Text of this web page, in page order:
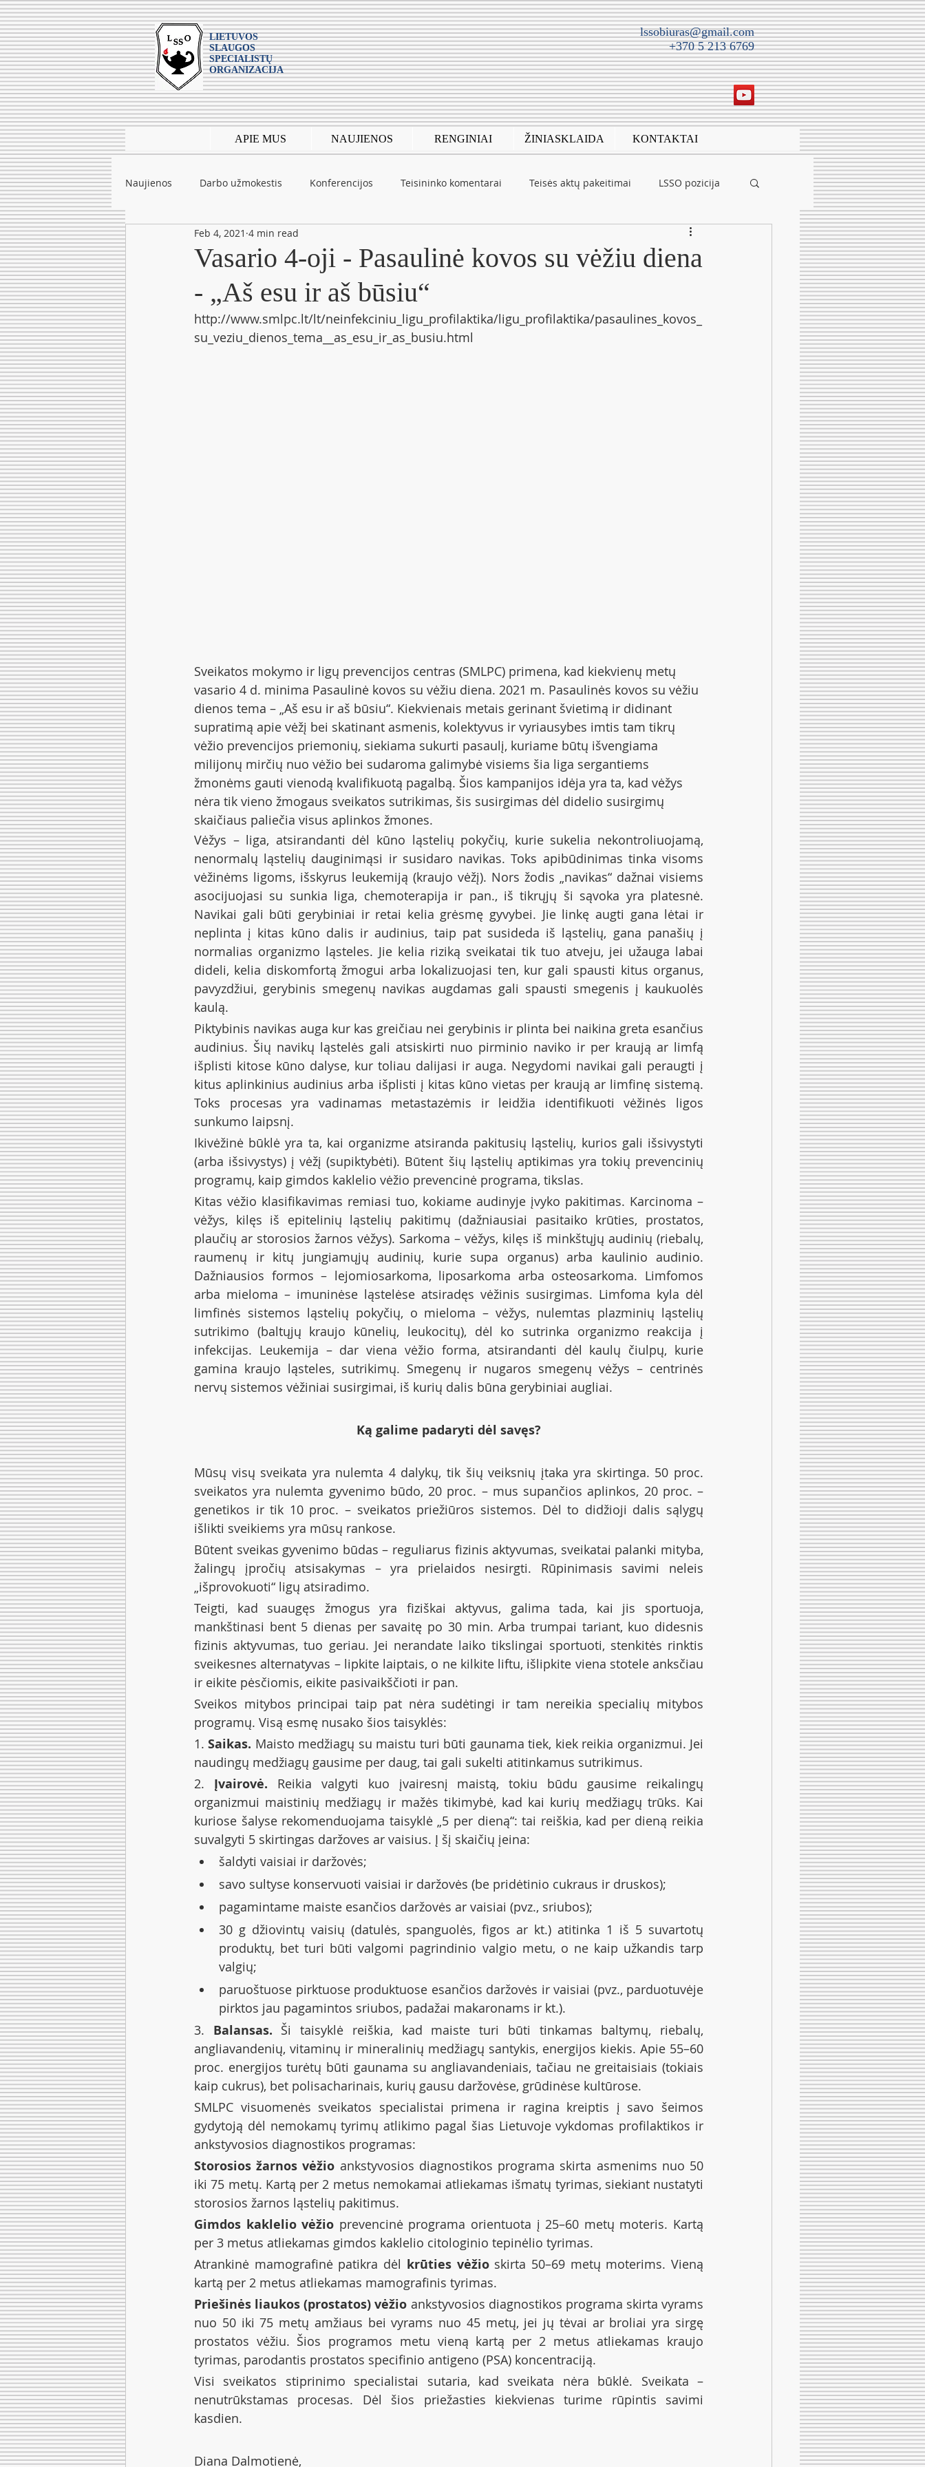
LIETUVOS
SLAUGOS
SPECIALISTŲ
ORGANIZACIJA
lssobiuras@gmail.com
+370 5 213 6769
APIE MUS NAUJIENOS RENGINIAI ŽINIASKLAIDA KONTAKTAI
Naujienos Darbo užmokestis Konferencijos Teisininko komentarai Teisės aktų pakeitimai LSSO pozicija
mokslas Tarptautinė patirtis
Vasario 4-oji - Pasaulinė kovos su vėžiu diena
- „Aš esu ir aš būsiu“
Feb 4, 2021 4 min read
http://www.smlpc.lt/lt/neinfekciniu_ligu_profilaktika/ligu_profilaktika/pasaulines_kovos_
su_veziu_dienos_tema__as_esu_ir_as_busiu.html
Sveikatos mokymo ir ligų prevencijos centras (SMLPC) primena, kad kiekvienų metų
vasario 4 d. minima Pasaulinė kovos su vėžiu diena. 2021 m. Pasaulinės kovos su vėžiu
dienos tema – „Aš esu ir aš būsiu“. Kiekvienais metais gerinant švietimą ir didinant
supratimą apie vėžį bei skatinant asmenis, kolektyvus ir vyriausybes imtis tam tikrų
vėžio prevencijos priemonių, siekiama sukurti pasaulį, kuriame būtų išvengiama
milijonų mirčių nuo vėžio bei sudaroma galimybė visiems šia liga sergantiems
žmonėms gauti vienodą kvalifikuotą pagalbą. Šios kampanijos idėja yra ta, kad vėžys
nėra tik vieno žmogaus sveikatos sutrikimas, šis susirgimas dėl didelio susirgimų
skaičiaus paliečia visus aplinkos žmones.
Vėžys – liga, atsirandanti dėl kūno ląstelių pokyčių, kurie sukelia nekontroliuojamą,
nenormalų ląstelių dauginimąsi ir susidaro navikas. Toks apibūdinimas tinka visoms
vėžinėms ligoms, išskyrus leukemiją (kraujo vėžį). Nors žodis „navikas“ dažnai visiems
asocijuojasi su sunkia liga, chemoterapija ir pan., iš tikrųjų ši sąvoka yra platesnė.
Navikai gali būti gerybiniai ir retai kelia grėsmę gyvybei. Jie linkę augti gana lėtai ir
neplinta į kitas kūno dalis ir audinius, taip pat susideda iš ląstelių, gana panašių į
normalias organizmo ląsteles. Jie kelia riziką sveikatai tik tuo atveju, jei užauga labai
dideli, kelia diskomfortą žmogui arba lokalizuojasi ten, kur gali spausti kitus organus,
pavyzdžiui, gerybinis smegenų navikas augdamas gali spausti smegenis į kaukuolės
kaulą.
Piktybinis navikas auga kur kas greičiau nei gerybinis ir plinta bei naikina greta esančius
audinius. Šių navikų ląstelės gali atsiskirti nuo pirminio naviko ir per kraują ar limfą
išplisti kitose kūno dalyse, kur toliau dalijasi ir auga. Negydomi navikai gali peraugti į
kitus aplinkinius audinius arba išplisti į kitas kūno vietas per kraują ar limfinę sistemą.
Toks procesas yra vadinamas metastazėmis ir leidžia identifikuoti vėžinės ligos
sunkumo laipsnį.
Ikivėžinė būklė yra ta, kai organizme atsiranda pakitusių ląstelių, kurios gali išsivystyti
(arba išsivystys) į vėžį (supiktybėti). Būtent šių ląstelių aptikimas yra tokių prevencinių
programų, kaip gimdos kaklelio vėžio prevencinė programa, tikslas.
Kitas vėžio klasifikavimas remiasi tuo, kokiame audinyje įvyko pakitimas. Karcinoma –
vėžys, kilęs iš epitelinių ląstelių pakitimų (dažniausiai pasitaiko krūties, prostatos,
plaučių ar storosios žarnos vėžys). Sarkoma – vėžys, kilęs iš minkštųjų audinių (riebalų,
raumenų ir kitų jungiamųjų audinių, kurie supa organus) arba kaulinio audinio.
Dažniausios formos – lejomiosarkoma, liposarkoma arba osteosarkoma. Limfomos
arba mieloma – imuninėse ląstelėse atsiradęs vėžinis susirgimas. Limfoma kyla dėl
limfinės sistemos ląstelių pokyčių, o mieloma – vėžys, nulemtas plazminių ląstelių
sutrikimo (baltųjų kraujo kūnelių, leukocitų), dėl ko sutrinka organizmo reakcija į
infekcijas. Leukemija – dar viena vėžio forma, atsirandanti dėl kaulų čiulpų, kurie
gamina kraujo ląsteles, sutrikimų. Smegenų ir nugaros smegenų vėžys – centrinės
nervų sistemos vėžiniai susirgimai, iš kurių dalis būna gerybiniai augliai.
Ką galime padaryti dėl savęs?
Mūsų visų sveikata yra nulemta 4 dalykų, tik šių veiksnių įtaka yra skirtinga. 50 proc.
sveikatos yra nulemta gyvenimo būdo, 20 proc. – mus supančios aplinkos, 20 proc. –
genetikos ir tik 10 proc. – sveikatos priežiūros sistemos. Dėl to didžioji dalis sąlygų
išlikti sveikiems yra mūsų rankose.
Būtent sveikas gyvenimo būdas – reguliarus fizinis aktyvumas, sveikatai palanki mityba,
žalingų įpročių atsisakymas – yra prielaidos nesirgti. Rūpinimasis savimi neleis
„išprovokuoti“ ligų atsiradimo.
Teigti, kad suaugęs žmogus yra fiziškai aktyvus, galima tada, kai jis sportuoja,
mankštinasi bent 5 dienas per savaitę po 30 min. Arba trumpai tariant, kuo didesnis
fizinis aktyvumas, tuo geriau. Jei nerandate laiko tikslingai sportuoti, stenkitės rinktis
sveikesnes alternatyvas – lipkite laiptais, o ne kilkite liftu, išlipkite viena stotele anksčiau
ir eikite pėsčiomis, eikite pasivaikščioti ir pan.
Sveikos mitybos principai taip pat nėra sudėtingi ir tam nereikia specialių mitybos
programų. Visą esmę nusako šios taisyklės:
1. Saikas. Maisto medžiagų su maistu turi būti gaunama tiek, kiek reikia organizmui. Jei
naudingų medžiagų gausime per daug, tai gali sukelti atitinkamus sutrikimus.
2. Įvairovė. Reikia valgyti kuo įvairesnį maistą, tokiu būdu gausime reikalingų
organizmui maistinių medžiagų ir mažės tikimybė, kad kai kurių medžiagų trūks. Kai
kuriose šalyse rekomenduojama taisyklė „5 per dieną“: tai reiškia, kad per dieną reikia
suvalgyti 5 skirtingas daržoves ar vaisius. Į šį skaičių įeina:
šaldyti vaisiai ir daržovės;
savo sultyse konservuoti vaisiai ir daržovės (be pridėtinio cukraus ir druskos);
pagamintame maiste esančios daržovės ar vaisiai (pvz., sriubos);
30 g džiovintų vaisių (datulės, spanguolės, figos ar kt.) atitinka 1 iš 5 suvartotų
produktų, bet turi būti valgomi pagrindinio valgio metu, o ne kaip užkandis tarp
valgių;
paruoštuose pirktuose produktuose esančios daržovės ir vaisiai (pvz., parduotuvėje
pirktos jau pagamintos sriubos, padažai makaronams ir kt.).
3. Balansas. Ši taisyklė reiškia, kad maiste turi būti tinkamas baltymų, riebalų,
angliavandenių, vitaminų ir mineralinių medžiagų santykis, energijos kiekis. Apie 55–60
proc. energijos turėtų būti gaunama su angliavandeniais, tačiau ne greitaisiais (tokiais
kaip cukrus), bet polisacharinais, kurių gausu daržovėse, grūdinėse kultūrose.
SMLPC visuomenės sveikatos specialistai primena ir ragina kreiptis į savo šeimos
gydytoją dėl nemokamų tyrimų atlikimo pagal šias Lietuvoje vykdomas profilaktikos ir
ankstyvosios diagnostikos programas:
Storosios žarnos vėžio ankstyvosios diagnostikos programa skirta asmenims nuo 50
iki 75 metų. Kartą per 2 metus nemokamai atliekamas išmatų tyrimas, siekiant nustatyti
storosios žarnos ląstelių pakitimus.
Gimdos kaklelio vėžio prevencinė programa orientuota į 25–60 metų moteris. Kartą
per 3 metus atliekamas gimdos kaklelio citologinio tepinėlio tyrimas.
Atrankinė mamografinė patikra dėl krūties vėžio skirta 50–69 metų moterims. Vieną
kartą per 2 metus atliekamas mamografinis tyrimas.
Priešinės liaukos (prostatos) vėžio ankstyvosios diagnostikos programa skirta vyrams
nuo 50 iki 75 metų amžiaus bei vyrams nuo 45 metų, jei jų tėvai ar broliai yra sirgę
prostatos vėžiu. Šios programos metu vieną kartą per 2 metus atliekamas kraujo
tyrimas, parodantis prostatos specifinio antigeno (PSA) koncentraciją.
Visi sveikatos stiprinimo specialistai sutaria, kad sveikata nėra būklė. Sveikata –
nenutrūkstamas procesas. Dėl šios priežasties kiekvienas turime rūpintis savimi
kasdien.
Diana Dalmotienė,